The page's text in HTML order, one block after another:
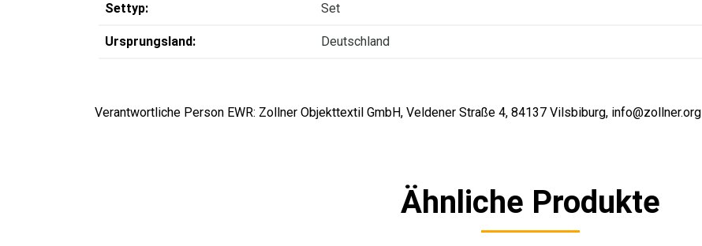
Settyp: Set
Ursprungsland: Deutschland
Verantwortliche Person EWR: Zollner Objekttextil GmbH, Veldener Straße 4, 84137 Vilsbiburg, info@zollner.org
Ähnliche Produkte